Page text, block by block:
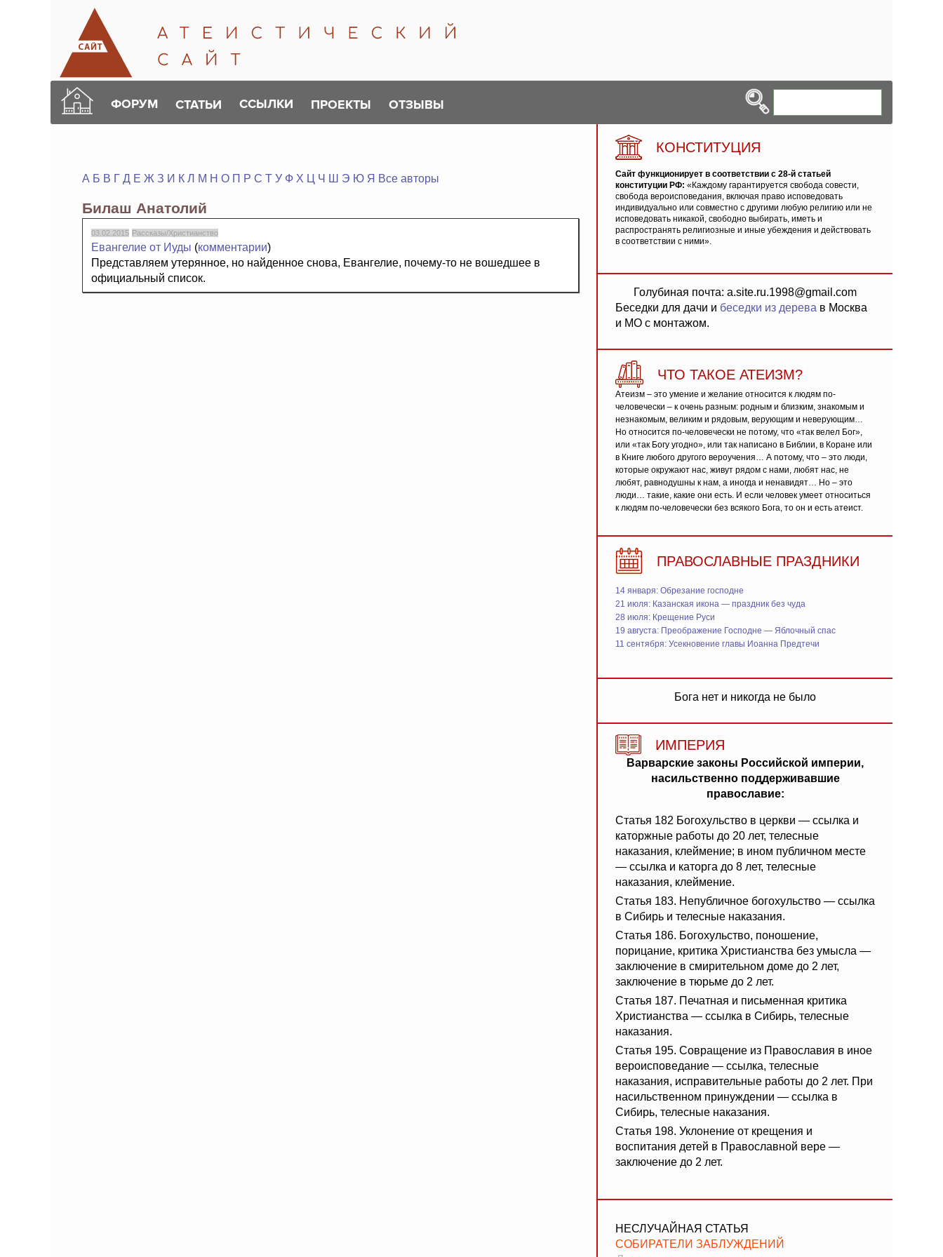
ФОРУМ СТАТЬИ ССЫЛКИ ПРОЕКТЫ ОТЗЫВЫ
А Б В Г Д Е Ж З И К Л М Н О П Р С Т У Ф Х Ц Ч Ш Э Ю Я Все авторы
Билаш Анатолий
03.02.2015 Рассказы/Христианство
Евангелие от Иуды (комментарии)
Представляем утерянное, но найденное снова, Евангелие, почему-то не вошедшее в
официальный список.
КОНСТИТУЦИЯ
Сайт функционирует в соответствии с 28-й статьей
конституции РФ: «Каждому гарантируется свобода совести,
свобода вероисповедания, включая право исповедовать
индивидуально или совместно с другими любую религию или не
исповедовать никакой, свободно выбирать, иметь и
распространять религиозные и иные убеждения и действовать
в соответствии с ними».
Голубиная почта: a.site.ru.1998@gmail.com
Беседки для дачи и беседки из дерева в Москва
и МО с монтажом.
ЧТО ТАКОЕ АТЕИЗМ?
Атеизм – это умение и желание относится к людям по-
человечески – к очень разным: родным и близким, знакомым и
незнакомым, великим и рядовым, верующим и неверующим…
Но относится по-человечески не потому, что «так велел Бог»,
или «так Богу угодно», или так написано в Библии, в Коране или
в Книге любого другого вероучения… А потому, что – это люди,
которые окружают нас, живут рядом с нами, любят нас, не
любят, равнодушны к нам, а иногда и ненавидят… Но – это
люди… такие, какие они есть. И если человек умеет относиться
к людям по-человечески без всякого Бога, то он и есть атеист.
ПРАВОСЛАВНЫЕ ПРАЗДНИКИ
14 января: Обрезание господне
21 июля: Казанская икона — праздник без чуда
28 июля: Крещение Руси
19 августа: Преображение Господне — Яблочный спас
11 сентября: Усекновение главы Иоанна Предтечи
Бога нет и никогда не было
ИМПЕРИЯ
Варварские законы Российской империи,
насильственно поддерживавшие
православие:
Статья 182 Богохульство в церкви — ссылка и
каторжные работы до 20 лет, телесные
наказания, клеймение; в ином публичном месте
— ссылка и каторга до 8 лет, телесные
наказания, клеймение.
Статья 183. Непубличное богохульство — ссылка
в Сибирь и телесные наказания.
Статья 186. Богохульство, поношение,
порицание, критика Христианства без умысла —
заключение в смирительном доме до 2 лет,
заключение в тюрьме до 2 лет.
Статья 187. Печатная и письменная критика
Христианства — ссылка в Сибирь, телесные
наказания.
Статья 195. Совращение из Православия в иное
вероисповедание — ссылка, телесные
наказания, исправительные работы до 2 лет. При
насильственном принуждении — ссылка в
Сибирь, телесные наказания.
Статья 198. Уклонение от крещения и
воспитания детей в Православной вере —
заключение до 2 лет.
НЕСЛУЧАЙНАЯ СТАТЬЯ
СОБИРАТЕЛИ ЗАБЛУЖДЕНИЙ